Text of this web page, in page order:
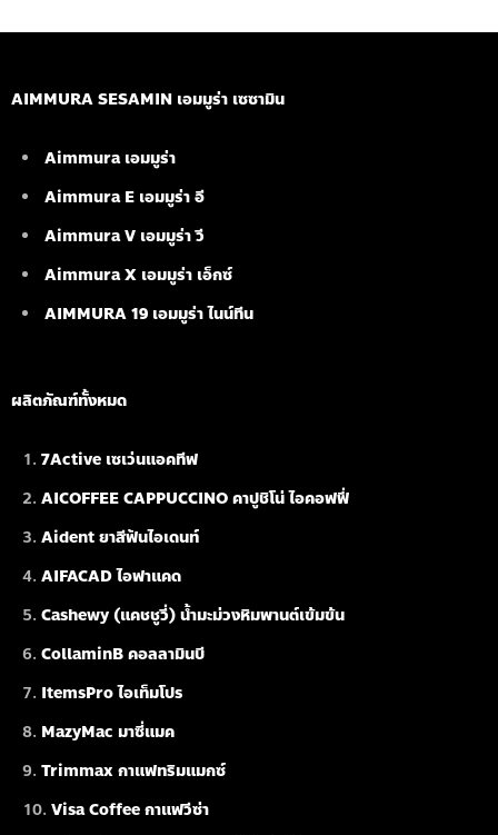
AIMMURA SESAMIN เอมมูร่า เซซามิน
Aimmura เอมมูร่า
Aimmura E เอมมูร่า อี
Aimmura V เอมมูร่า วี
Aimmura X เอมมูร่า เอ็กซ์
AIMMURA 19 เอมมูร่า ไนน์ทีน
ผลิตภัณฑ์ทั้งหมด
7Active เซเว่นแอคทีฟ
AICOFFEE CAPPUCCINO คาปูชิโน่ ไอคอฟฟี่
Aident ยาสีฟันไอเดนท์
AIFACAD ไอฟาแคด
Cashewy (แคชชูวี่) น้ำมะม่วงหิมพานต์เข้มข้น
CollaminB คอลลามินบี
ItemsPro ไอเท็มโปร
MazyMac มาซี่แมค
Trimmax กาแฟทริมแมกซ์
Visa Coffee กาแฟวีซ่า